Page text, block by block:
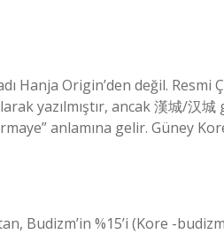
Hanja Origin’den değil. Resmi
yazılmıştır, ancak 漢城/汉城
anlamına gelir. Güney
Budizm’in %15’i (Kore -